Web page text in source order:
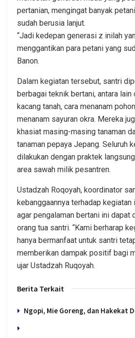
pertanian, mengingat banyak
sudah berusia lanjut.
“Jadi kedepan generasi z inilah
menggantikan para petani yang
Banon.
Dalam kegiatan tersebut, santri
berbagai teknik bertani, antara lain
kacang tanah, cara menanam
menanam sayuran okra. Mereka
khasiat masing-masing tanaman
tanaman pepaya Jepang. Seluruh
dilakukan dengan praktek
area sawah milik pesantren.
Ustadzah Roqoyah, koordinator
kebanggaannya terhadap kegiatan
agar pengalaman bertani ini dapat
orang tua santri. “Kami berharap
hanya bermanfaat untuk santri
memberikan dampak positif bagi
ujar Ustadzah Ruqoyah.
Berita Terkait
Ngopi, Mie Goreng, dan Hakekat